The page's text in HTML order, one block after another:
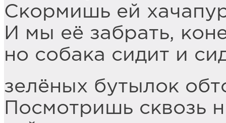
Скормишь ей
И мы её забрать,
но собака сидит и
зелёных бутылок
Посмотришь сквозь